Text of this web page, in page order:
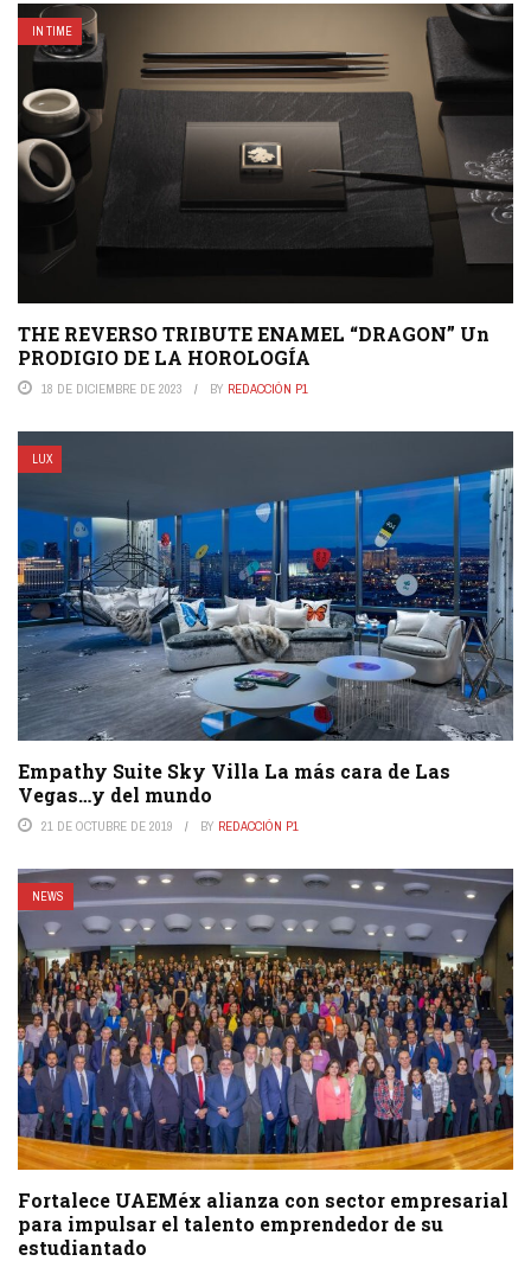
IN TIME
THE REVERSO TRIBUTE ENAMEL “DRAGON” Un
PRODIGIO DE LA HOROLOGÍA
18 DE DICIEMBRE DE 2023 BY REDACCIÓN P1
LUX
Empathy Suite Sky Villa La más cara de Las
Vegas…y del mundo
21 DE OCTUBRE DE 2019 BY REDACCIÓN P1
NEWS
Fortalece UAEMéx alianza con sector empresarial
para impulsar el talento emprendedor de su
estudiantado